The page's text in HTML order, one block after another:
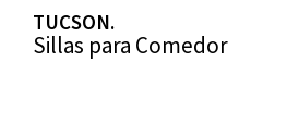
TUCSON.
Sillas para Comedor